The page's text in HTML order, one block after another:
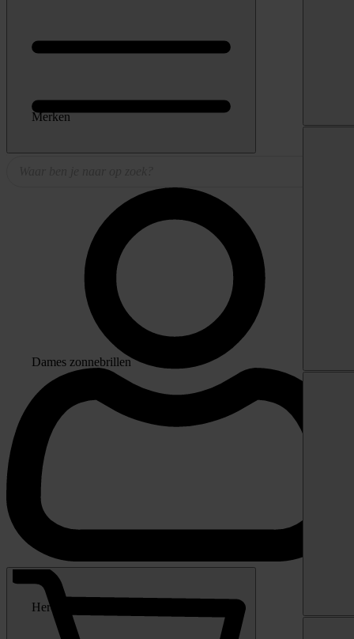
Merken
Dames zonnebrillen
Heren zonnebrillen